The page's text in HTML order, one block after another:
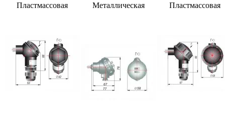
Пластмассовая Металлическая Пластмассовая